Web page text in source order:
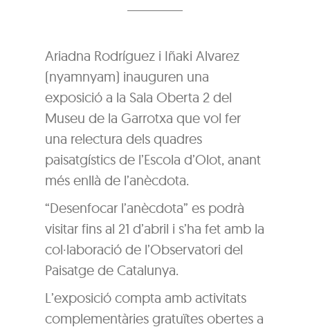
Ariadna Rodríguez i Iñaki Alvarez
(nyamnyam) inauguren una
exposició a la Sala Oberta 2 del
Museu de la Garrotxa que vol fer
una relectura dels quadres
paisatgístics de l’Escola d’Olot, anant
més enllà de l’anècdota.
“Desenfocar l’anècdota” es podrà
visitar fins al 21 d’abril i s’ha fet amb la
col·laboració de l’Observatori del
Paisatge de Catalunya.
L’exposició compta amb activitats
complementàries gratuïtes obertes a